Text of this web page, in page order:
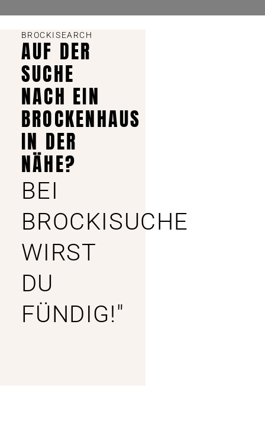
BROCKISEARCH
AUF DER
SUCHE
NACH EIN
BROCKENHAUS
IN DER
NÄHE?
BEI
BROCKISUCHE
WIRST
DU
FÜNDIG!"